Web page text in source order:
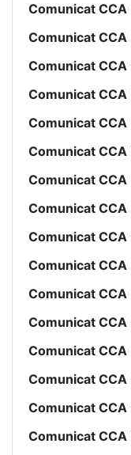
Comunicat CCA
Comunicat CCA
Comunicat CCA
Comunicat CCA
Comunicat CCA
Comunicat CCA
Comunicat CCA
Comunicat CCA
Comunicat CCA
Comunicat CCA
Comunicat CCA
Comunicat CCA
Comunicat CCA
Comunicat CCA
Comunicat CCA
Comunicat CCA